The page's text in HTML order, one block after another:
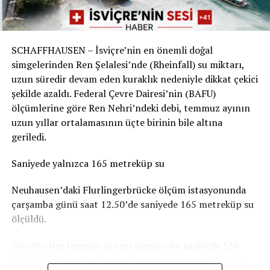
Sorunun boyutu parkın bulunduğu yere göre değişiyor.
durumun genel olarak dramatik olmadığını belirtiyor.
Basel-Landschaft yetkilileri de şehir merkezindeki ve
insanların yemek yemek veya vakit geçirmek için
kullandığı parkların, ormanlık alanlardaki oyun
parklarına göre daha fazla kirlendiğine dikkat çekiyor.
Sigarasız çocuk parkları yaygınlaşıyor
İsviçre’deki Stop2Drop girişiminin verilerine göre şu
anda 24 belediye sigarasız ve temiz çocuk parkı
uygulamasını kullanıyor.
Aarau’da da seçilen 10 çocuk parkında yaklaşık iki ay
SCHAFFHAUSEN – İsviçre’nin en önemli doğal
simgelerinden Ren Şelalesi’nde (Rheinfall) su miktarı,
uzun süredir devam eden kuraklık nedeniyle dikkat çekici
şekilde azaldı. Federal Çevre Dairesi’nin (BAFU)
ölçümlerine göre Ren Nehri’ndeki debi, temmuz ayının
uzun yıllar ortalamasının üçte birinin bile altına
geriledi.
Saniyede yalnızca 165 metreküp su
Neuhausen’daki Flurlingerbrücke ölçüm istasyonunda
çarşamba günü saat 12.50’de saniyede 165 metreküp su
ölçüldü.